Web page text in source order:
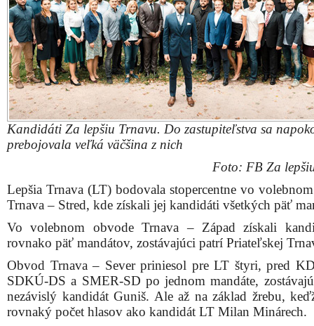
Kandidáti Za lepšiu Trnavu. Do zastupiteľstva sa
prebojovala veľká väčšina z nich
Foto: FB Za
Lepšia Trnava (LT) bodovala stopercentne vo
Trnava – Stred, kde získali jej kandidáti všetkých päť
Vo volebnom obvode Trnava – Západ získali
rovnako päť mandátov, zostávajúci patrí Priateľskej
Obvod Trnava – Sever priniesol pre LT štyri, pred
SDKÚ-DS a SMER-SD po jednom mandáte,
nezávislý kandidát Guniš. Ale až na základ žrebu,
rovnaký počet hlasov ako kandidát LT Milan Minárech.